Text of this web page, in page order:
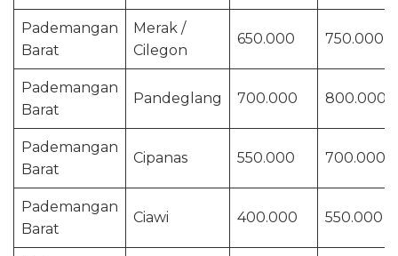
Pademangan
Barat
Merak /
Cilegon
650.000 750.000
Pademangan
Barat
Pandeglang 700.000 800.000
Pademangan
Barat
Cipanas 550.000 700.000
Pademangan
Barat
Ciawi 400.000 550.000